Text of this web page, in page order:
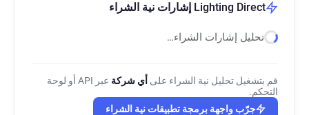
Lighting Direct إشارات نية الشراء
تحليل إشارات الشراء…
قم بتشغيل تحليل نية الشراء على أي شركة
عبر API أو لوحة
التحكم.
جرّب واجهة برمجة تطبيقات نية الشراء